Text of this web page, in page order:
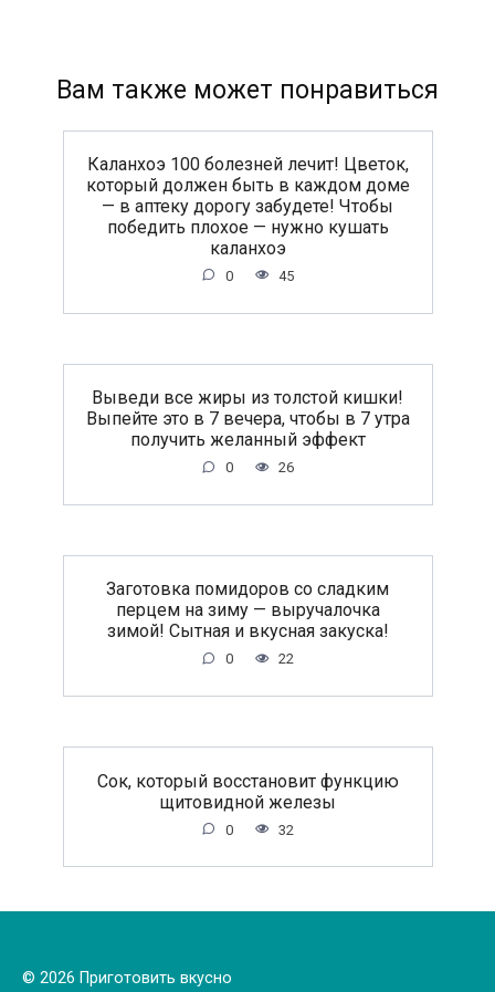
Вам также может понравиться
Каланхоэ 100 болезней лечит! Цветок,
который должен быть в каждом доме
— в аптеку дорогу забудете! Чтобы
победить плохое — нужно кушать
каланхоэ
0 45
Выведи все жиры из толстой кишки!
Выпейте это в 7 вечера, чтобы в 7 утра
получить желанный эффект
0 26
Заготовка помидоров со сладким
перцем на зиму — выручалочка
зимой! Сытная и вкусная закуска!
0 22
Сок, который восстановит функцию
щитовидной железы
0 32
© 2026 Приготовить вкусно